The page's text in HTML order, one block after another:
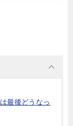
最後どうなっ